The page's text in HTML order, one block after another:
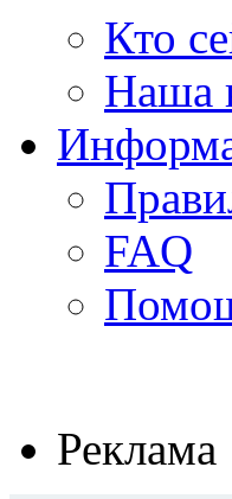
Кто
Наша
FAQ
Реклама